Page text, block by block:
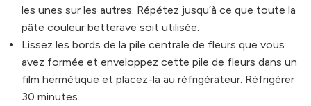
les unes sur les autres. Répétez jusqu’à ce que toute la
pâte couleur betterave soit utilisée.
Lissez les bords de la pile centrale de fleurs que vous
avez formée et enveloppez cette pile de fleurs dans un
film hermétique et placez-la au réfrigérateur. Réfrigérer
30 minutes.